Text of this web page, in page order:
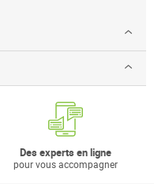
Des experts en ligne
pour vous accompagner